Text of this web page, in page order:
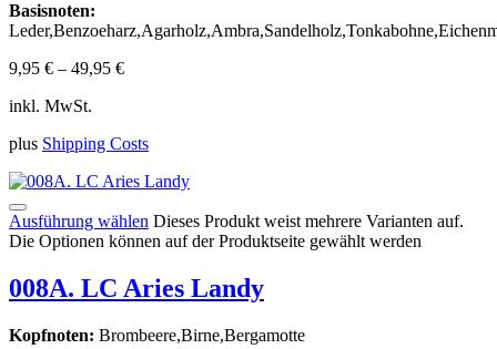
Basisnoten:
9,95 € – 49,95 €
inkl. MwSt.
plus Shipping Costs
Ausführung wählen Dieses Produkt weist mehrere Varianten auf.
Die Optionen können auf der Produktseite gewählt werden
008A. LC Aries Landy
Kopfnoten: Brombeere,Birne,Bergamotte